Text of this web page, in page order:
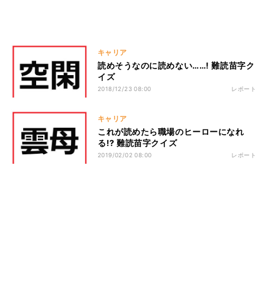
キャリア
読めそうなのに読めない……! 難読苗字ク
イズ
2018/12/23 08:00 レポート
キャリア
これが読めたら職場のヒーローになれ
る!? 難読苗字クイズ
2019/02/02 08:00 レポート